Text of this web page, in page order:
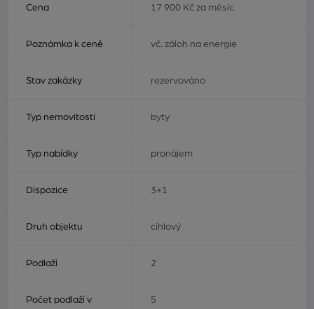
Cena 17 900 Kč za měsíc
Poznámka k ceně vč. záloh na energie
Stav zakázky rezervováno
Typ nemovitosti byty
Typ nabídky pronájem
Dispozice 3+1
Druh objektu cihlový
Podlaží 2
Počet podlaží v
5